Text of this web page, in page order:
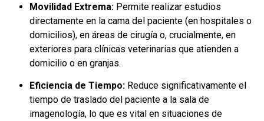
Movilidad Extrema: Permite realizar estudios
directamente en la cama del paciente (en hospitales o
domicilios), en áreas de cirugía o, crucialmente, en
exteriores para clínicas veterinarias que atienden a
domicilio o en granjas.
Eficiencia de Tiempo: Reduce significativamente el
tiempo de traslado del paciente a la sala de
imagenología, lo que es vital en situaciones de